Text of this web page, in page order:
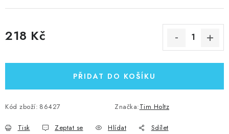
218 Kč
PŘIDAT DO KOŠÍKU
Kód zboží: 86427 Značka:Tim Holtz
Tisk Zeptat se Hlídat Sdílet